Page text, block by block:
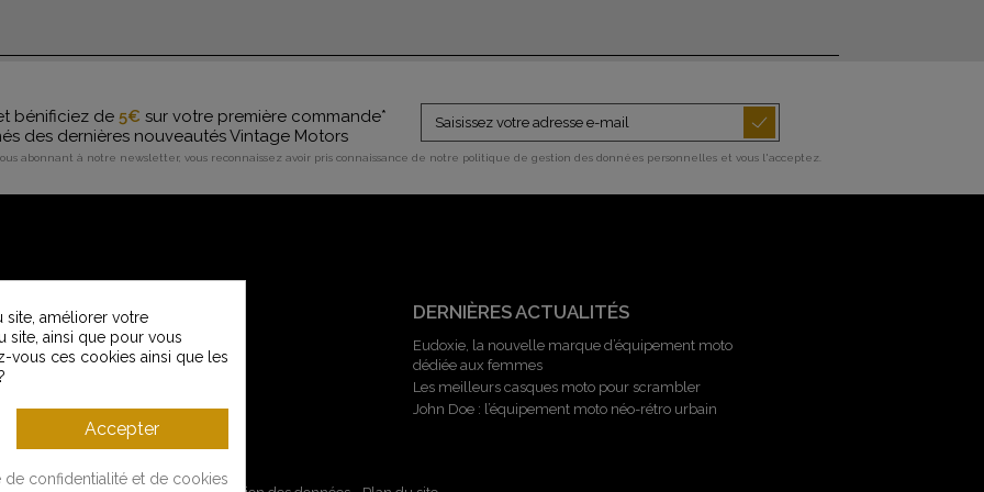
bénificiez de 5€ sur votre première commande*
des dernières nouveautés Vintage Motors
abonnant à notre newsletter, vous reconnaissez avoir pris connaissance de notre politique de gestion des données personnelles et vous l'acceptez.
SERVICE CLIENT
Contactez-nous
Service Clients Vintage Motors
Livraisons et retours
Modes de paiement
DERNIÈRES ACTUALITÉS
Eudoxie, la nouvelle marque d’équipement moto
dédiée aux femmes
Les meilleurs casques moto pour scrambler
John Doe : l’équipement moto néo-rétro urbain
site, améliorer votre
site, ainsi que pour vous
vous ces cookies ainsi que les
Accepter
de confidentialité et de cookies